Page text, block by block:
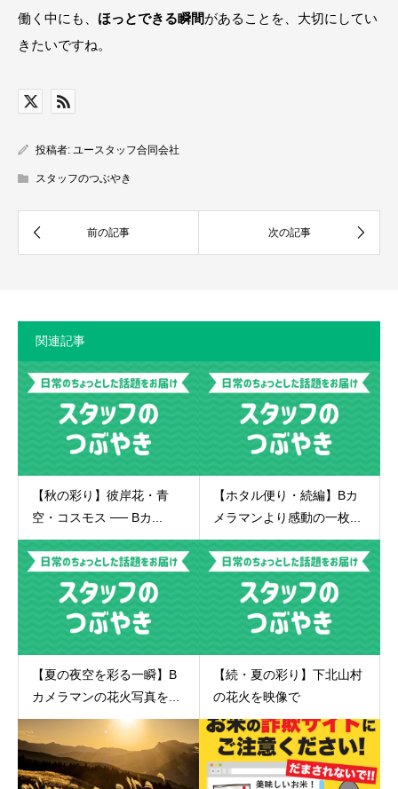
働く中にも、 ほっとできる瞬間があることを、大切にしてい
きたいですね。
投稿者: ユースタッフ合同会社
スタッフのつぶやき
関連記事
【秋の彩り】彼岸花・青
空・コスモス ── Bカ...
【ホタル便り・続編】Bカ
メラマンより感動の一枚...
【夏の夜空を彩る一瞬】B
カメラマンの花火写真を...
【続・夏の彩り】下北山村
の花火を映像で